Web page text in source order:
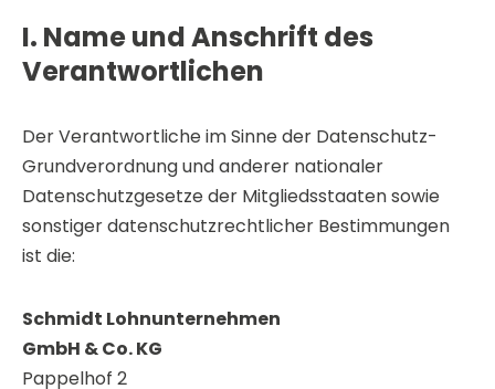
I. Name und Anschrift des
Verantwortlichen
Der Verantwortliche im Sinne der Datenschutz-
Grundverordnung und anderer nationaler
Datenschutzgesetze der Mitgliedsstaaten sowie
sonstiger datenschutzrechtlicher Bestimmungen
ist die:
Schmidt Lohnunternehmen
GmbH & Co. KG
Pappelhof 2